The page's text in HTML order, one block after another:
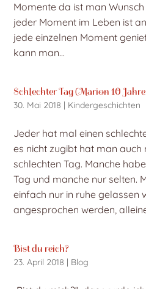
Momente da ist man
jeder Moment im Leben ist
jede einzelnen Moment
kann man...
Schlechter Tag (Marion 10
30. Mai 2018 | Kindergeschichten
Jeder hat mal einen
es nicht zugibt hat man auch
schlechten Tag. Manche
Tag und manche nur selten.
einfach nur in ruhe gelassen
angesprochen werden,
Bist du reich?
23. April 2018 | Blog